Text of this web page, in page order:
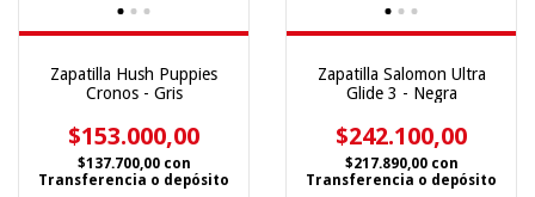
Zapatilla Hush Puppies
Cronos - Gris
$153.000,00
$137.700,00 con
Transferencia o depósito
Zapatilla Salomon Ultra
Glide 3 - Negra
$242.100,00
$217.890,00 con
Transferencia o depósito